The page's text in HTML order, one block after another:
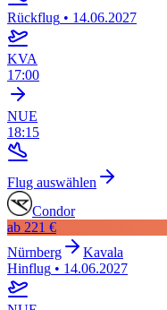
Rückflug • 14.06.2027
KVA
17:00
NUE
18:15
Flug auswählen
Condor
ab 221 €
Nürnberg
Kavala
Hinflug • 14.06.2027